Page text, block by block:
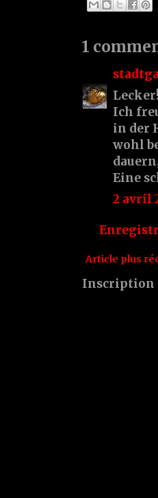
1
Lecker!
Ich
in der
wohl
Eine
2 avril
Article plus
Inscription